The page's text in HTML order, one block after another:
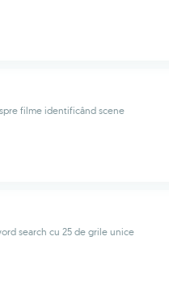
filme identificând scene
search cu 25 de grile unice